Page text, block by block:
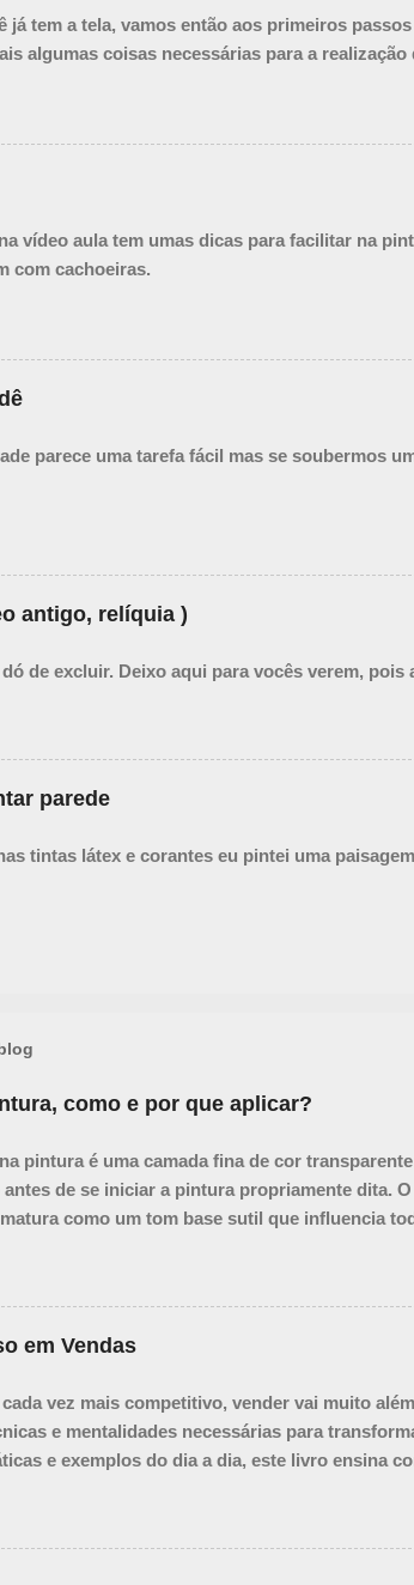
já tem a tela, vamos então aos primeiros
algumas coisas necessárias para a
vídeo aula tem umas dicas para facilitar na
com cachoeiras.
parece uma tarefa fácil mas se soubermos
antigo, relíquia )
de excluir. Deixo aqui para vocês verem,
parede
tintas látex e corantes eu pintei uma
como e por que aplicar?
pintura é uma camada fina de cor
de se iniciar a pintura propriamente dita.
como um tom base sutil que influencia
intimidante e dificultar a percepção das
sombra desde o início. Acelerar o Processo:
rapidamente, evitando ter que cobrir
em Vendas
vez mais competitivo, vender vai muito
e mentalidades necessárias para
e exemplos do dia a dia, este livro ensina
apenas em vendas, mas em clientes fiéis e
aprimorar suas habilidades, O Jogo das
mercado.